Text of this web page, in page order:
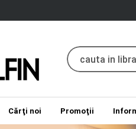
Cărţi noi Promoţii